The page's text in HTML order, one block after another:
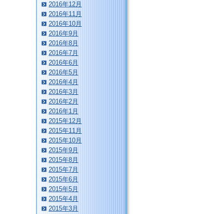
2016年12月
2016年11月
2016年10月
2016年9月
2016年8月
2016年7月
2016年6月
2016年5月
2016年4月
2016年3月
2016年2月
2016年1月
2015年12月
2015年11月
2015年10月
2015年9月
2015年8月
2015年7月
2015年6月
2015年5月
2015年4月
2015年3月